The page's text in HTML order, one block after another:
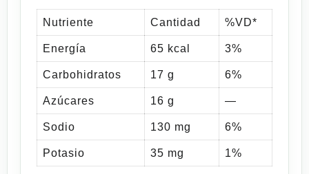
Nutriente Cantidad %VD*
Energía 65 kcal 3%
Carbohidratos 17 g 6%
Azúcares 16 g —
Sodio 130 mg 6%
Potasio 35 mg 1%